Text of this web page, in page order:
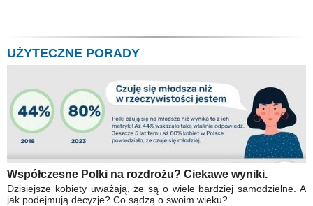
UŻYTECZNE PORADY
Współczesne Polki na rozdrożu? Ciekawe wyniki.
Dzisiejsze kobiety uważają, że są o wiele bardziej samodzielne. A
jak podejmują decyzje? Co sądzą o swoim wieku?